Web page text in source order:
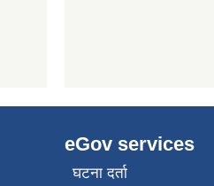
eGov services
घटना दर्ता